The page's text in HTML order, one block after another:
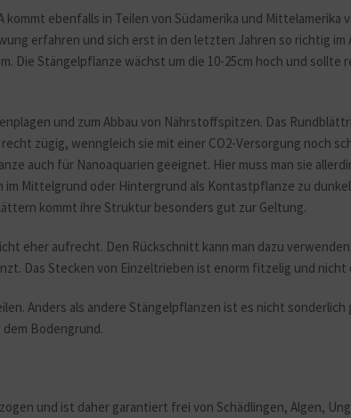
ebenfalls in Teilen von Südamerika und Mittelamerika
erfahren und sich erst in den letzten Jahren so richtig
Die Stängelpflanze wächst um die 10-25cm hoch und sollte
und zum Abbau von Nährstoffspitzen. Das
zügig, wenngleich sie mit einer CO2-Versorgung noch
auch für Nanoaquarien geeignet. Hier muss man sie
Mittelgrund oder Hintergrund als Kontastpflanze zu
kommt ihre Struktur besonders gut zur Geltung.
eher aufrecht. Den Rückschnitt kann man dazu
Das Stecken von Einzeltrieben ist enorm fitzelig und nicht
Anders als andere Stängelpflanzen ist es nicht
Bodengrund.
und ist daher garantiert frei von Schädlingen, Algen,